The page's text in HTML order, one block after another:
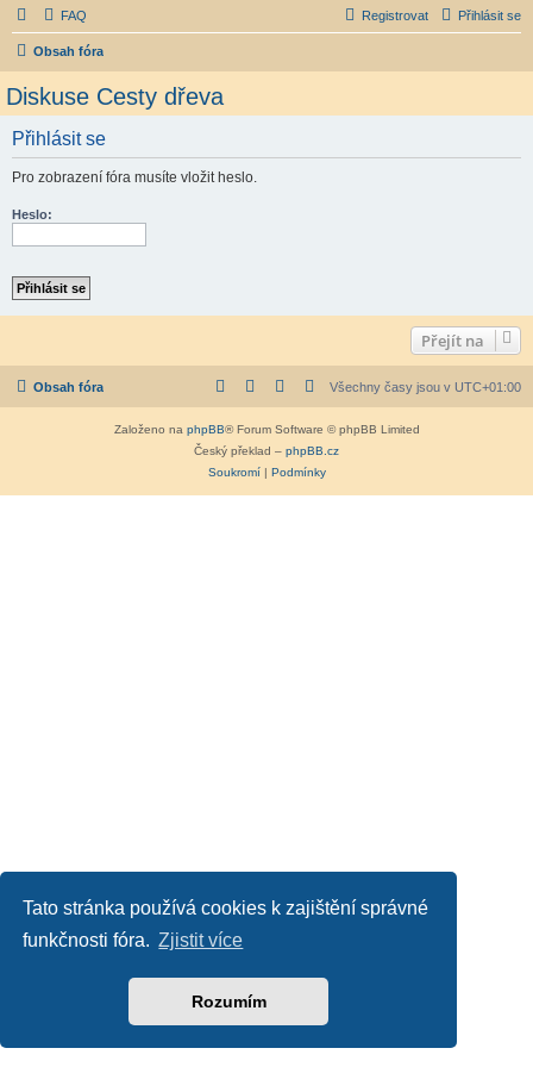
Tato stránka používá cookies k zajištění správné
funkčnosti fóra. Zjistit více
Rozumím
FAQ Přihlásit se
Registrovat
Obsah fóra
Diskuse Cesty dřeva
Přihlásit se
Pro zobrazení fóra musíte vložit heslo.
Heslo:
Přejít na
Obsah fóra Všechny časy jsou v UTC+01:00
Založeno na phpBB® Forum Software © phpBB Limited
Český překlad – phpBB.cz
Soukromí| Podmínky